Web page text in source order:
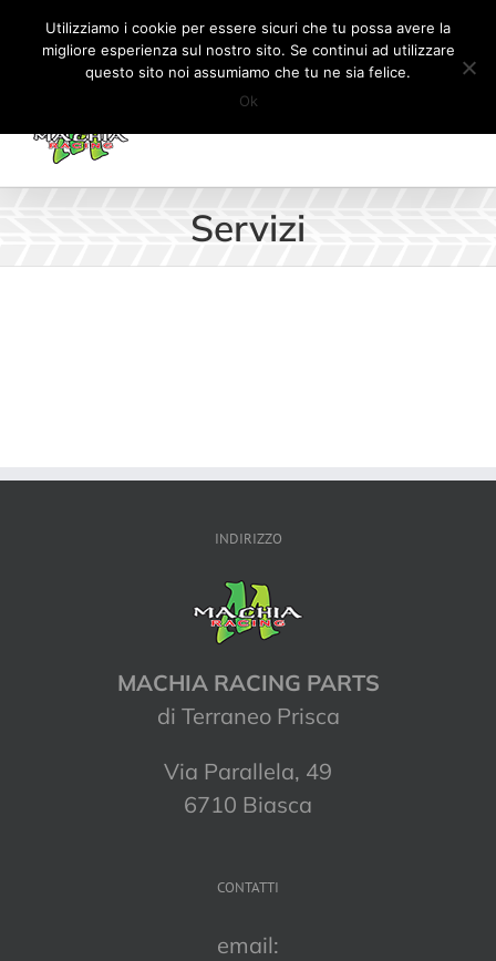
Salta
contenuto
Il mio account CARRELLO
Servizi
INDIRIZZO
MACHIA RACING PARTS
di Terraneo Prisca
Via Parallela, 49
6710 Biasca
CONTATTI
email:
Utilizziamo i cookie per essere sicuri che tu possa avere la
migliore esperienza sul nostro sito. Se continui ad utilizzare
questo sito noi assumiamo che tu ne sia felice.
Ok